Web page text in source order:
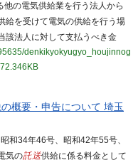
の電気供給業を行う法人から
給を受けて電気の供給を行う場
該法人に対して支払うべき金
denkikyokyugyo_houjinnog
概要・申告について 埼玉
和34年46号、昭和42年55号、
気の託送供給に係る料金として